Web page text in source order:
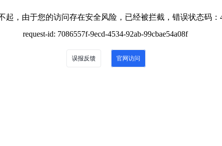
起，由于您的访问存在安全风险，已经被拦截，错误状态码：
request-id: 7086557f-9ecd-4534-92ab-99cbae54a08f
误报反馈 官网访问